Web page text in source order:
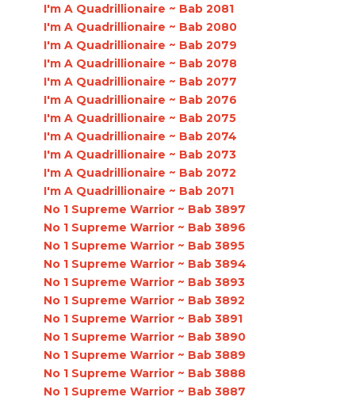
I'm A Quadrillionaire ~ Bab 2081
I'm A Quadrillionaire ~ Bab 2080
I'm A Quadrillionaire ~ Bab 2079
I'm A Quadrillionaire ~ Bab 2078
I'm A Quadrillionaire ~ Bab 2077
I'm A Quadrillionaire ~ Bab 2076
I'm A Quadrillionaire ~ Bab 2075
I'm A Quadrillionaire ~ Bab 2074
I'm A Quadrillionaire ~ Bab 2073
I'm A Quadrillionaire ~ Bab 2072
I'm A Quadrillionaire ~ Bab 2071
No 1 Supreme Warrior ~ Bab 3897
No 1 Supreme Warrior ~ Bab 3896
No 1 Supreme Warrior ~ Bab 3895
No 1 Supreme Warrior ~ Bab 3894
No 1 Supreme Warrior ~ Bab 3893
No 1 Supreme Warrior ~ Bab 3892
No 1 Supreme Warrior ~ Bab 3891
No 1 Supreme Warrior ~ Bab 3890
No 1 Supreme Warrior ~ Bab 3889
No 1 Supreme Warrior ~ Bab 3888
No 1 Supreme Warrior ~ Bab 3887